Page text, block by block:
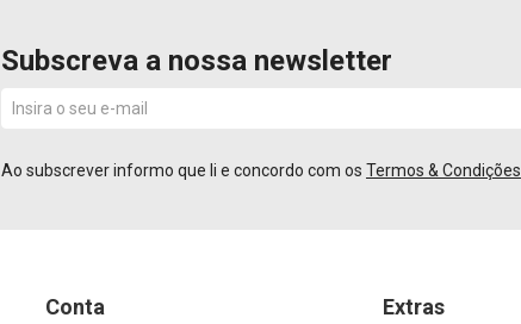
Subscreva a nossa newsletter
Ao subscrever informo que li e concordo com os Termos & Condições
Conta Extras